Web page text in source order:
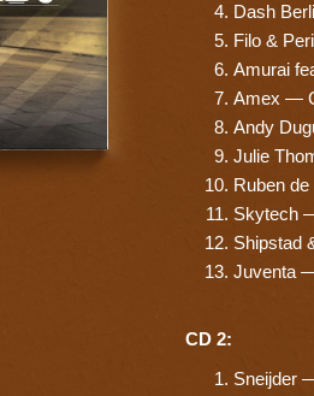
Dash
Filo &
Amurai
Amex —
Andy
Julie
Ruben
Skytech
Shipstad
Juventa
CD 2:
Sneijder